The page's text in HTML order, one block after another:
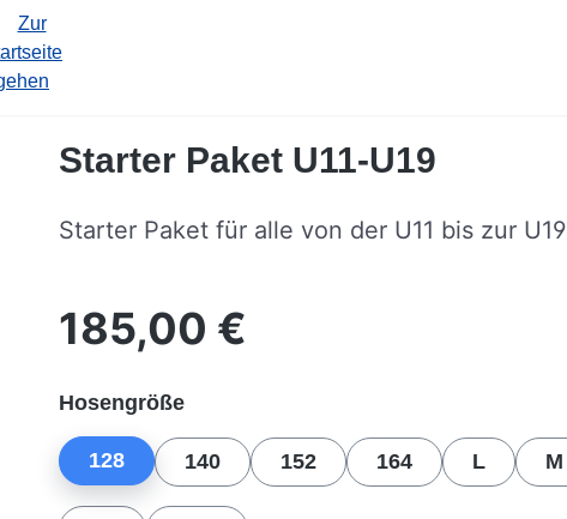
Starter Paket U11-U19
Starter Paket für alle von der U11 bis zur U19
Regulärer Preis:
185,00 €
Hosengrößeauswählen
128 140 152 164 L M